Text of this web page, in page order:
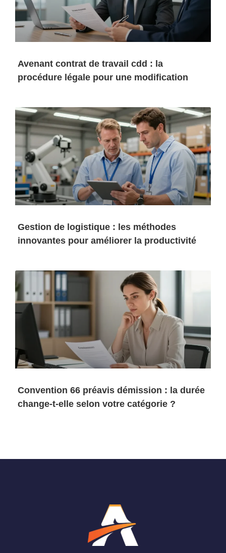
Avenant contrat de travail cdd : la
procédure légale pour une modification
Gestion de logistique : les méthodes
innovantes pour améliorer la productivité
Convention 66 préavis démission : la durée
change-t-elle selon votre catégorie ?